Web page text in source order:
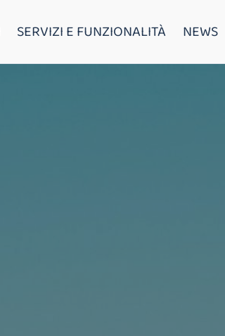
SERVIZI E FUNZIONALITÀ NEWS